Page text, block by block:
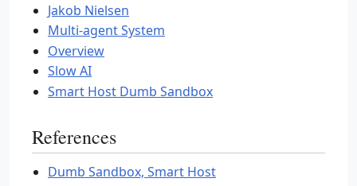
Jakob Nielsen
Multi-agent System
Overview
Slow AI
Smart Host Dumb Sandbox
References
Dumb Sandbox, Smart Host